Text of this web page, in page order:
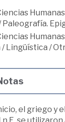
Humanas
Paleografía.
Humanas
/Lingüística /
el griego y